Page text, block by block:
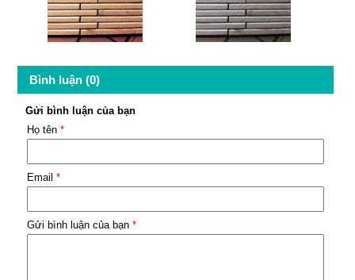
Bình luận (0)
Gửi bình luận của bạn
Họ tên *
Email *
Gửi bình luận của bạn *